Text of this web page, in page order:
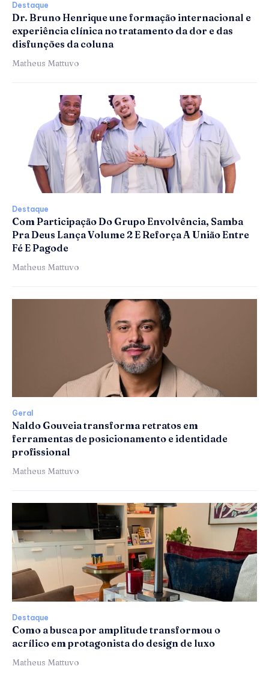
Destaque
Dr. Bruno Henrique une formação internacional e
experiência clínica no tratamento da dor e das
disfunções da coluna
Matheus Mattuvo
Destaque
Com Participação Do Grupo Envolvência, Samba
Pra Deus Lança Volume 2 E Reforça A União Entre
Fé E Pagode
Matheus Mattuvo
Geral
Naldo Gouveia transforma retratos em
ferramentas de posicionamento e identidade
profissional
Matheus Mattuvo
Destaque
Como a busca por amplitude transformou o
acrílico em protagonista do design de luxo
Matheus Mattuvo